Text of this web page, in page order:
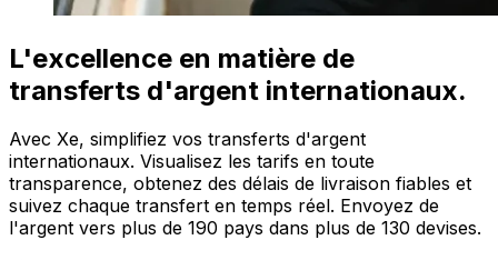
L'excellence en matière de
transferts d'argent internationaux.
Avec Xe, simplifiez vos transferts d'argent
internationaux. Visualisez les tarifs en toute
transparence, obtenez des délais de livraison fiables et
suivez chaque transfert en temps réel. Envoyez de
l'argent vers plus de 190 pays dans plus de 130 devises.